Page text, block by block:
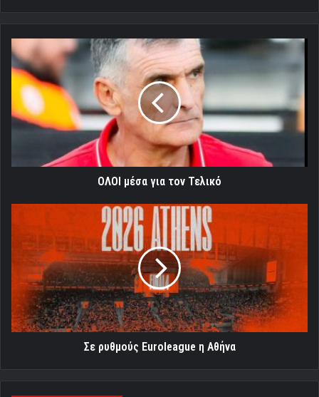
ΟΛΟΙ
μέσα
για
τον
Τελικό
ΟΛΟΙ μέσα για τον Τελικό
Euroleague
Αθήνα
Σε ρυθμούς Euroleague η Αθήνα